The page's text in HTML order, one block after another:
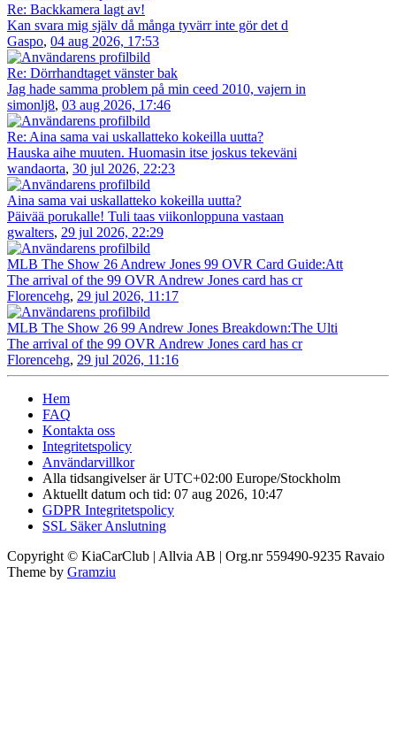
Re: Backkamera lagt av!
Kan svara mig själv då många tyvärr inte gör det d
Gaspo, 04 aug 2026, 17:53
Re: Dörrhandtaget vänster bak
Jag hade samma problem på min ceed 2010, vajern in
simonlj8, 03 aug 2026, 17:46
Re: Aina sama vai uskallatteko kokeilla uutta?
Hauska aihe muuten. Huomasin itse joskus tekeväni
wandaorta, 30 jul 2026, 22:23
Aina sama vai uskallatteko kokeilla uutta?
Päivää porukalle! Tuli taas viikonloppuna vastaan
gwalters, 29 jul 2026, 22:29
MLB The Show 26 Andrew Jones 99 OVR Card Guide:Att
The arrival of the 99 OVR Andrew Jones card has cr
Florencehg, 29 jul 2026, 11:17
MLB The Show 26 99 Andrew Jones Breakdown:The Ulti
The arrival of the 99 OVR Andrew Jones card has cr
Florencehg, 29 jul 2026, 11:16
Hem
FAQ
Kontakta oss
Integritetspolicy
Användarvillkor
Alla tidsangivelser är UTC+02:00 Europe/Stockholm
Aktuellt datum och tid: 07 aug 2026, 10:47
GDPR Integritetspolicy
SSL Säker Anslutning
Copyright © KiaCarClub | Allvia AB | Org.nr 559490-9235 Ravaio
Theme by Gramziu